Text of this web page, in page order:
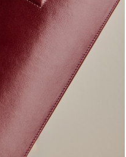
Pollini Lady Bag is ...